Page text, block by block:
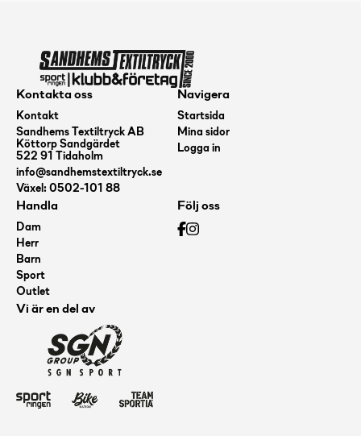
Kontakta oss
Kontakt
Sandhems Textiltryck AB
Köttorp Sandgärdet
522 91 Tidaholm
info@sandhemstextiltryck.se
Växel: 0502-101 88
Navigera
Startsida
Mina sidor
Logga in
Handla
Dam
Herr
Barn
Sport
Outlet
Följ oss
Vi är en del av